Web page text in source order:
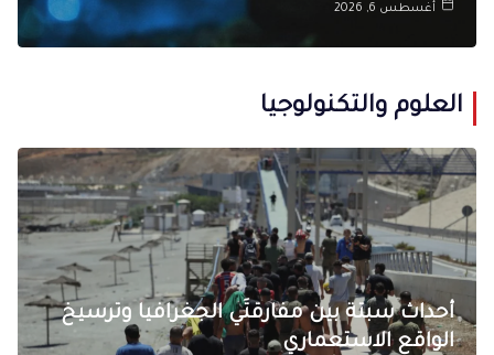
أغسطس 6, 2026
العلوم والتكنولوجيا
أحداث سبتة بين مفارقتَي الجغرافيا وترسيخ
الواقع الاستعماري